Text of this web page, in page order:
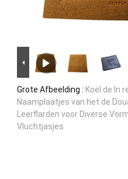
Grote Afbeelding : Koel de In
Naamplaatjes van het de
Leerflarden voor Diverse
Vluchtjasjes